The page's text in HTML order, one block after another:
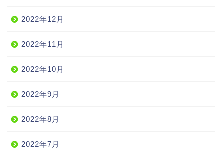
2022年12月
2022年11月
2022年10月
2022年9月
2022年8月
2022年7月